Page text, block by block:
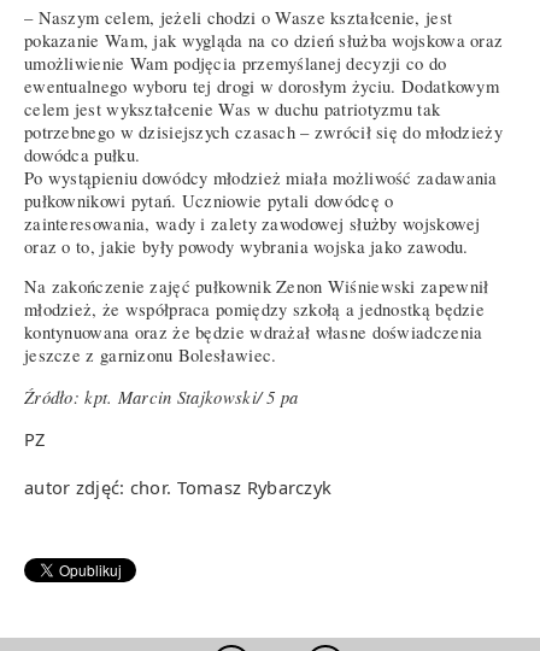
– Naszym celem, jeżeli chodzi o Wasze kształcenie, jest
pokazanie Wam, jak wygląda na co dzień służba wojskowa oraz
umożliwienie Wam podjęcia przemyślanej decyzji co do
ewentualnego wyboru tej drogi w dorosłym życiu. Dodatkowym
celem jest wykształcenie Was w duchu patriotyzmu tak
potrzebnego w dzisiejszych czasach – zwrócił się do młodzieży
dowódca pułku.
Po wystąpieniu dowódcy młodzież miała możliwość zadawania
pułkownikowi pytań. Uczniowie pytali dowódcę o
zainteresowania, wady i zalety zawodowej służby wojskowej
oraz o to, jakie były powody wybrania wojska jako zawodu.
Na zakończenie zajęć pułkownik Zenon Wiśniewski zapewnił
młodzież, że współpraca pomiędzy szkołą a jednostką będzie
kontynuowana oraz że będzie wdrażał własne doświadczenia
jeszcze z garnizonu Bolesławiec.
Źródło: kpt. Marcin Stajkowski/ 5 pa
PZ
autor zdjęć: chor. Tomasz Rybarczyk